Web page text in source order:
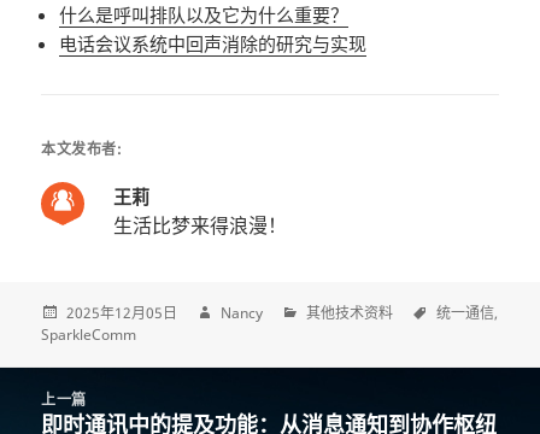
什么是呼叫排队以及它为什么重要？
电话会议系统中回声消除的研究与实现
本文发布者:
王莉
生活比梦来得浪漫！
2025年12月05日 Nancy 其他技术资料
统一通信
SparkleComm
navigation
上一篇
上
即时通讯中的提及功能：从消息通知到协作枢纽